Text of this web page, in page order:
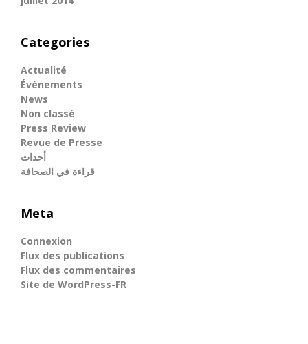
Categories
Actualité
Évènements
News
Non classé
Press Review
Revue de Presse
أحداث
قراءة في الصحافة
Meta
Connexion
Flux des publications
Flux des commentaires
Site de WordPress-FR